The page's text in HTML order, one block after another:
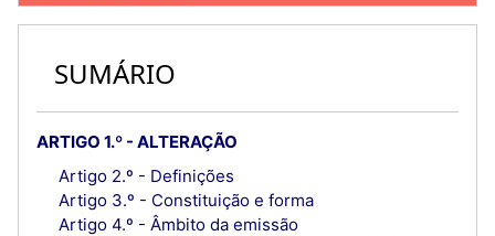
SUMÁRIO
ARTIGO 1.º - ALTERAÇÃO
Artigo 2.º - Definições
Artigo 3.º - Constituição e forma
Artigo 4.º - Âmbito da emissão